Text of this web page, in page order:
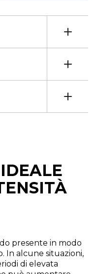
presente in modo
In alcune situazioni,
di elevata